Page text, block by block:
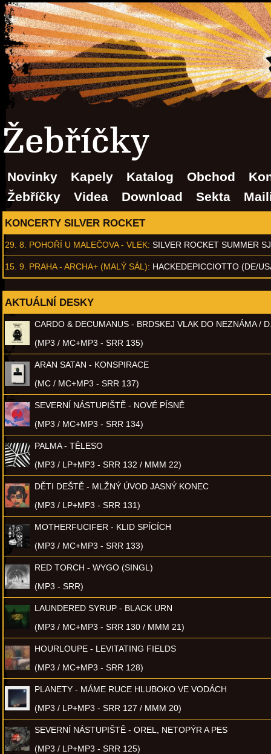
Žebříčky
Novinky Kapely Katalog Obchod
Žebříčky
Videa Download Sekta
KONCERTY SILVER ROCKET
29. 8. POHOŘÍ U MALEČOVA - VLEK: SILVER ROCKET SUMMER
15. 9. PRAHA - ARCHA+ (MALÝ SÁL): HACKEDEPICCIOTTO (DE/
AKTUÁLNÍ DESKY
CARDO & DECUMANUS - BRDSKEJ VLAK DO NEZNÁMA /
(MP3 / MC+MP3 - SRR 135)
ARAN SATAN - KONSPIRACE
(MC / MC+MP3 - SRR 137)
SEVERNÍ NÁSTUPIŠTĚ - NOVÉ PÍSNĚ
(MP3 / MC+MP3 - SRR 134)
PALMA - TĚLESO
(MP3 / LP+MP3 - SRR 132 / MMM 22)
DĚTI DEŠTĚ - MLŽNÝ ÚVOD JASNÝ KONEC
(MP3 / LP+MP3 - SRR 131)
MOTHERFUCIFER - KLID SPÍCÍCH
(MP3 / MC+MP3 - SRR 133)
RED TORCH - WYGO (SINGL)
(MP3 - SRR)
LAUNDERED SYRUP - BLACK URN
(MP3 / MC+MP3 - SRR 130 / MMM 21)
HOURLOUPE - LEVITATING FIELDS
(MP3 / MC+MP3 - SRR 128)
PLANETY - MÁME RUCE HLUBOKO VE VODÁCH
(MP3 / LP+MP3 - SRR 127 / MMM 20)
SEVERNÍ NÁSTUPIŠTĚ - OREL, NETOPÝR A PES
(MP3 / LP+MP3 - SRR 125)